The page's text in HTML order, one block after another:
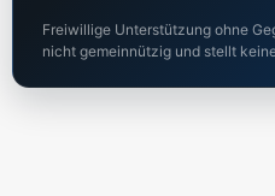
Freiwillige Unterstützung ohne
nicht gemeinnützig und stellt